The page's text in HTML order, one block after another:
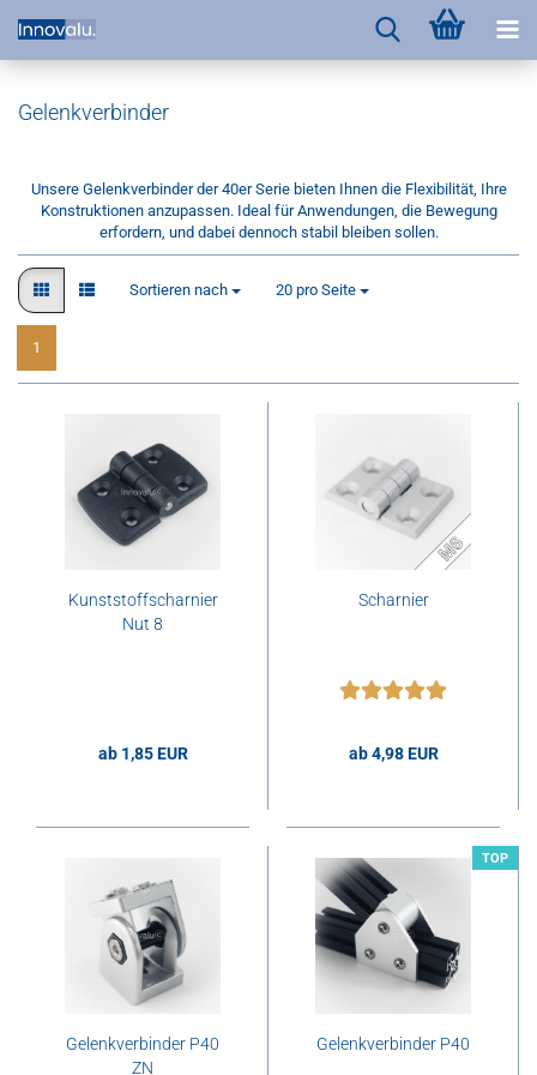
Gelenkverbinder
Unsere Gelenkverbinder der 40er Serie bieten Ihnen die Flexibilität, Ihre
Konstruktionen anzupassen. Ideal für Anwendungen, die Bewegung
erfordern, und dabei dennoch stabil bleiben sollen.
Sortieren nach
Sortieren nach 20 pro Seite
pro Seite
1
Kunststoffscharnier
Nut 8
ab 1,85 EUR
Scharnier
ab 4,98 EUR
Gelenkverbinder P40
ZN
TOP
Gelenkverbinder P40